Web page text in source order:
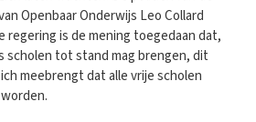
Openbaar Onderwijs Leo Collard
regering is de mening toegedaan dat,
scholen tot stand mag brengen, dit
meebrengt dat alle vrije scholen